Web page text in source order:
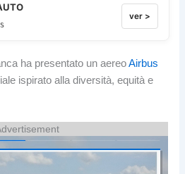
ver >
ha presentato un aereoAirbus
ispirato alla diversità, equità e